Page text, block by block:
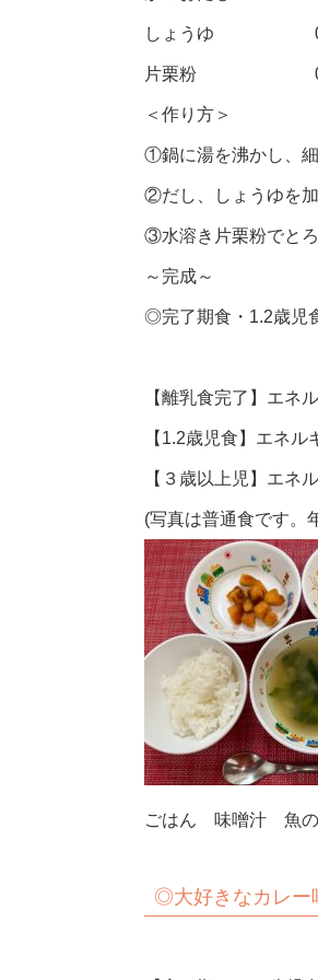
しょうゆ
片栗粉
＜作り方＞
①鍋に湯を沸かし、細
②だし、しょうゆを加
③水溶き片栗粉でとろ
～完成～
◎完了期食・ 1.2歳児
【離乳食完了】エ
【1.2歳児食】エネ
【３歳以上児】エ
(写真は普通食です。
ごはん 味噌汁 魚の
◎大好きなカレ